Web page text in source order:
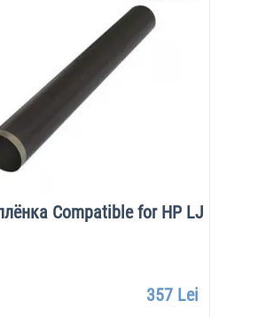
Compatible for HP LJ
357 Lei